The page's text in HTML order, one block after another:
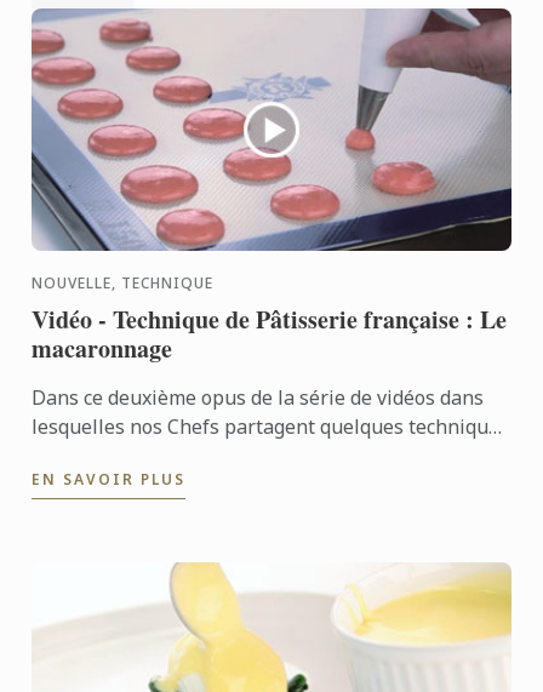
NOUVELLE, TECHNIQUE
Vidéo - Technique de Pâtisserie française : Le
macaronnage
Dans ce deuxième opus de la série de vidéos dans
lesquelles nos Chefs partagent quelques techniques
montrons ...
EN SAVOIR PLUS